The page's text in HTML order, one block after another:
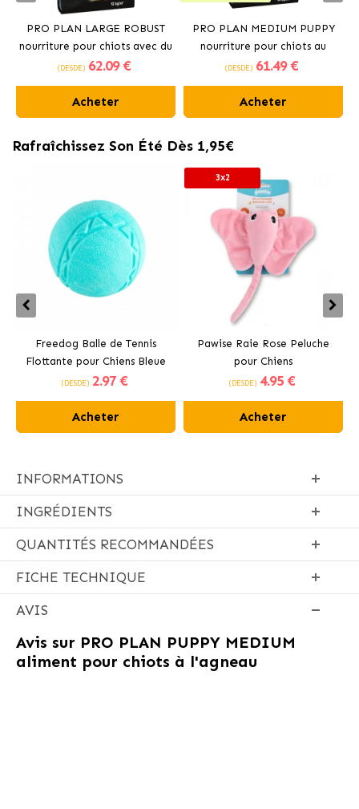
PRO PLAN LARGE ROBUST
nourriture pour chiots avec du
poulet
(DESDE) 62.09 €
Acheter
PRO PLAN MEDIUM PUPPY
nourriture pour chiots au
poulet.
(DESDE) 61.49 €
Acheter
Rafraîchissez Son Été Dès 1,95€
Freedog Balle de Tennis
Flottante pour Chiens Bleue
(DESDE) 2.97 €
Acheter
3x2
Pawise Raie Rose Peluche
pour Chiens
(DESDE) 4.95 €
Acheter
INFORMATIONS
INGRÉDIENTS
QUANTITÉS RECOMMANDÉES
FICHE TECHNIQUE
AVIS
Avis sur PRO PLAN PUPPY MEDIUM
aliment pour chiots à l'agneau